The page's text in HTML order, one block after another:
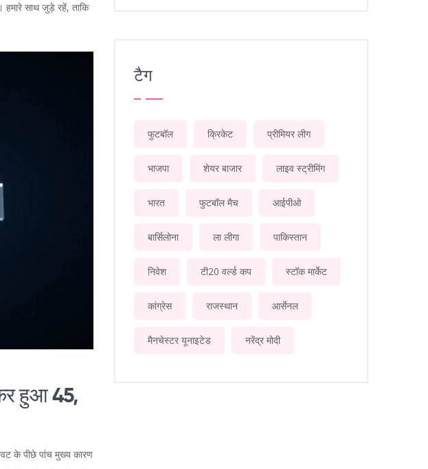
साथ जुड़े रहें, ताकि
हुआ 45,
के पीछे पांच मुख्य कारण
टैग
फुटबॉल क्रिकेट प्रीमियर लीग
भाजपा शेयर बाजार लाइव स्ट्रीमिंग
भारत फुटबॉल मैच आईपीओ
बार्सिलोना ला लीगा पाकिस्तान
निवेश टी20 वर्ल्ड कप स्टॉक मार्केट
कांग्रेस राजस्थान आर्सेनल
मैनचेस्टर यूनाइटेड नरेंद्र मोदी